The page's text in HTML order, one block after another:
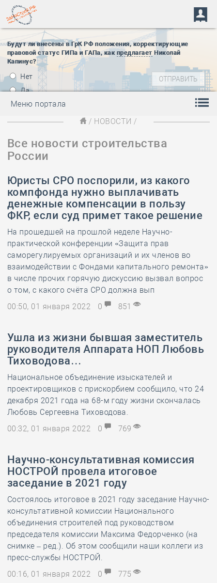
Будут ли внесены в ГрК РФ положения, корректирующие
правовой статус ГИПа и ГАПа, как предлагает Николай
Капинус?
Нет
Да
Меню портала
/ НОВОСТИ /
Все новости строительства
России
​Юристы СРО поспорили, из какого
компфонда нужно выплачивать
денежные компенсации в пользу
ФКР, если суд примет такое решение
На прошедшей на прошлой неделе Научно-
практической конференции «Защита прав
саморегулируемых организаций и их членов во
взаимодействии с Фондами капитального ремонта»
в числе прочих горячую дискуссию вызвал вопрос
о том, с какого счёта СРО должна вып
00:50, 01 января 2022
0 851
Ушла из жизни бывшая заместитель
руководителя Аппарата НОП Любовь
Тиховодова…
Национальное объединение изыскателей и
проектировщиков с прискорбием сообщило, что 24
декабря 2021 года на 68-м году жизни скончалась
Любовь Сергеевна Тиховодова.
00:32, 01 января 2022
0 769
Научно-консультативная комиссия
НОСТРОЙ провела итоговое
заседание в 2021 году
Состоялось итоговое в 2021 году заседание Научно-
консультативной комиссии Национального
объединения строителей под руководством
председателя комиссии Максима Федорченко (на
снимке – ред.). Об этом сообщили наши коллеги из
пресс-службы НОСТРОЙ.
00:16, 01 января 2022
0 775